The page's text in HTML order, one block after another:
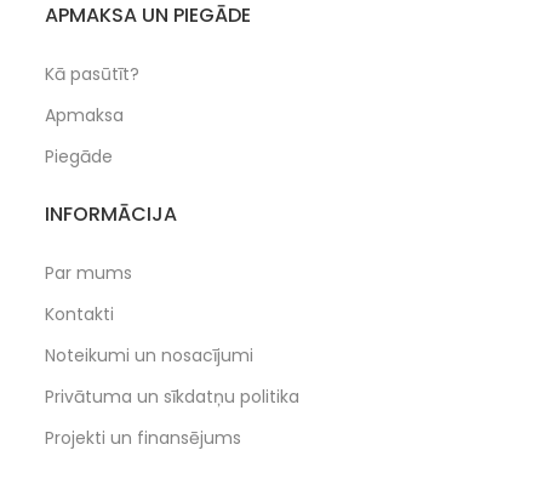
APMAKSA UN PIEGĀDE
Kā pasūtīt?
Apmaksa
Piegāde
INFORMĀCIJA
Par mums
Kontakti
Noteikumi un nosacījumi
Privātuma un sīkdatņu politika
Projekti un finansējums